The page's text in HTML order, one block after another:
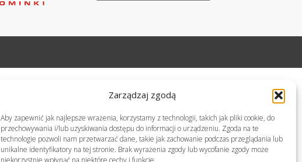
Zarządzaj zgodą
Aby zapewnić jak najlepsze wrażenia, korzystamy z technologii, takich jak pliki cookie, do
przechowywania i/lub uzyskiwania dostępu do informacji o urządzeniu. Zgoda na te
technologie pozwoli nam przetwarzać dane, takie jak zachowanie podczas przeglądania lub
unikalne identyfikatory na tej stronie. Brak wyrażenia zgody lub wycofanie zgody może
niekorzystnie wpłynąć na niektóre cechy i funkcje.